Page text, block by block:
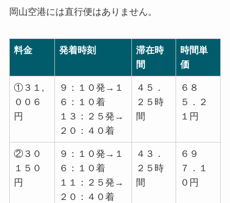
岡山空港には直行便はありません。
料金 発着時刻
滞在時
間
時間単
価
①３１,
００６
円
９：１０発→１
６：１０着
１３：２５発→
２０：４０着
４５．
２５時
間
６８
５．２
１円
②３０
１５０
円
９：１０発→１
６：１０着
１１：２５発→
２０：４０着
４３．
２５時
間
６９
７．１
０円